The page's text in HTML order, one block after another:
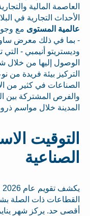
العاصمة المالية
الأحداث التجارية في
عالمية المستوى مع
- بما في ذلك معرض ساو
وديستريتو أنيمبي -
الوصول إليها من خلال
التركيز بيئة فريدة
الصناعات في كثير من
والفرص المشتركة بين
المدينة خلال مواسم
التوقيت
الصناعية
يكشف تقويم عام 2026 عن تعمُّد
القطاعات ذات الصلة
أقصى حد. يركز شهر